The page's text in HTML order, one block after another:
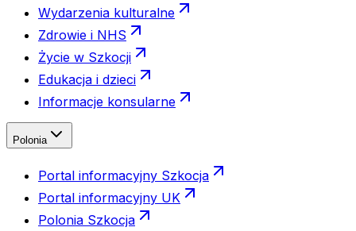
Wydarzenia kulturalne
Zdrowie i NHS
Życie w Szkocji
Edukacja i dzieci
Informacje konsularne
Polonia
Portal informacyjny Szkocja
Portal informacyjny UK
Polonia Szkocja